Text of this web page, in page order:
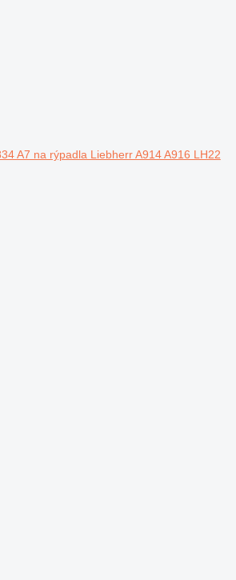
A7 na rýpadla Liebherr A914 A916 LH22